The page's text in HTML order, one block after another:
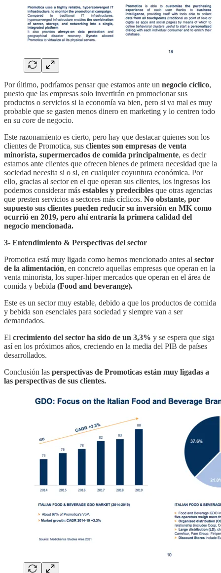
Por último, podríamos pensar que estamos ante un negocio cíclico,
puesto que las empresas solo invertirán en promocionar sus
productos o servicios si la economía va bien, pero si va mal es muy
probable que se gasten menos dinero en marketing y lo centren todo
en su core de negocio.
Este razonamiento es cierto, pero hay que destacar quienes son los
clientes de Promotica, sus clientes son empresas de venta
minorista, supermercados de comida principalmente, es decir
estamos ante clientes que ofrecen bienes de primera necesidad que la
sociedad necesita si o si, en cualquier coyuntura económica. Por
ello, gracias al sector en el que operan sus clientes, los ingresos los
podemos considerar más estables y predecibles que otras agencias
que presten servicios a sectores más cíclicos. No obstante, por
supuesto sus clientes pueden reducir su inversión en MK como
ocurrió en 2019, pero ahí entraría la primera calidad del
negocio mencionada.
3- Entendimiento & Perspectivas del sector
Promotica está muy ligada como hemos mencionado antes al sector
de la alimentación, en concreto aquellas empresas que operan en la
venta minorista, los super-hiper mercados que operan en el área de
comida y bebida (Food and beverange).
Este es un sector muy estable, debido a que los productos de comida
y bebida son esenciales para sociedad y siempre van a ser
demandados.
El crecimiento del sector ha sido de un 3,3% y se espera que siga
así en los próximos años, creciendo en la media del PIB de países
desarrollados.
Conclusión las perspectivas de Promoticas están muy ligadas a
las perspectivas de sus clientes.